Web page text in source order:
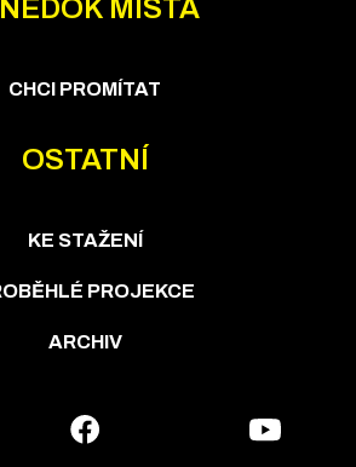
MÍSTA
CHCI PROMÍTAT
OSTATNÍ
KE STAŽENÍ
PROJEKCE
ARCHIV